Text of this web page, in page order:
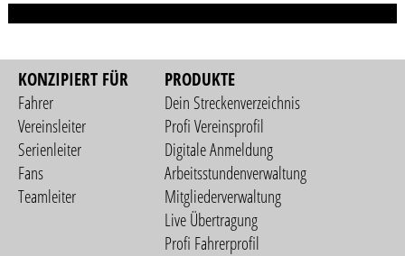
KONZIPIERT FÜR
Fahrer
Vereinsleiter
Serienleiter
Fans
Teamleiter
PRODUKTE
Dein Streckenverzeichnis
Profi Vereinsprofil
Digitale Anmeldung
Arbeitsstundenverwaltung
Mitgliederverwaltung
Live Übertragung
Profi Fahrerprofil